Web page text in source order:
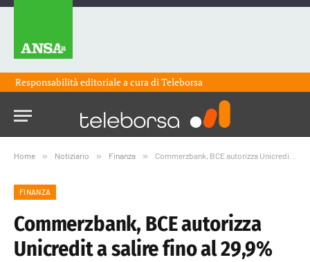
Responsabilità editoriale a cura diTeleborsa
Home » Notiziario » Finanza » Commerzbank, BCE autorizza Unicredit a salire fino al 29,9%
FINANZA
Commerzbank, BCE autorizza
Unicredit a salire fino al 29,9%